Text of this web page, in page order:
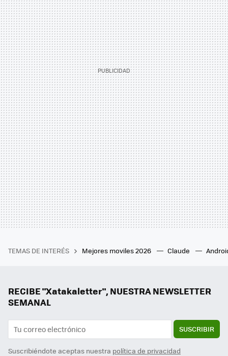
TEMAS DE INTERÉS Mejores moviles 2026 Claude
RECIBE "Xatakaletter", NUESTRA NEWSLETTER
SEMANAL
SUSCRIBIR
Suscribiéndote aceptas nuestra política de privacidad